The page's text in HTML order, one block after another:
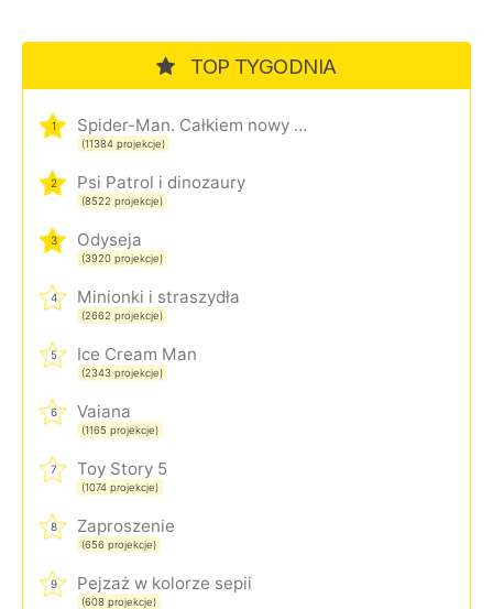
TOP TYGODNIA
1 Spider-Man. Całkiem nowy dzień
(11384 projekcje)
2 Psi Patrol i dinozaury
(8522 projekcje)
3 Odyseja
(3920 projekcje)
4 Minionki i straszydła
(2662 projekcje)
5 Ice Cream Man
(2343 projekcje)
6 Vaiana
(1165 projekcje)
7 Toy Story 5
(1074 projekcje)
8 Zaproszenie
(656 projekcje)
9 Pejzaż w kolorze sepii
(608 projekcje)